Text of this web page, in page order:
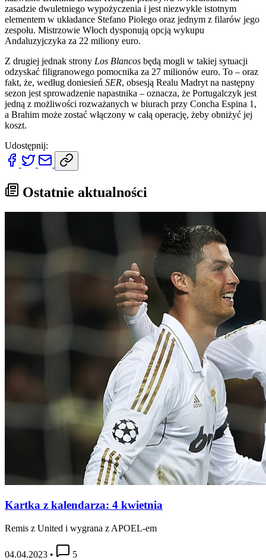
zasadzie dwuletniego wypożyczenia i jest niezwykle istotnym
elementem w układance Stefano Piolego oraz jednym z filarów jego
zespołu. Mistrzowie Włoch dysponują opcją wykupu
Andaluzyjczyka za 22 miliony euro.
Z drugiej jednak strony Los Blancos będą mogli w takiej sytuacji
odzyskać filigranowego pomocnika za 27 milionów euro. To – oraz
fakt, że, według doniesień SER, obsesją Realu Madryt na następny
sezon jest sprowadzenie napastnika – oznacza, że Portugalczyk jest
jedną z możliwości rozważanych w biurach przy Concha Espina 1,
a Brahim może zostać włączony w całą operację, żeby obniżyć jej
koszt.
Udostępnij:
Ostatnie aktualności
Kartka z kalendarza: 4 kwietnia
Remis z United i wygrana z APOEL-em
04.04.2023 • 5